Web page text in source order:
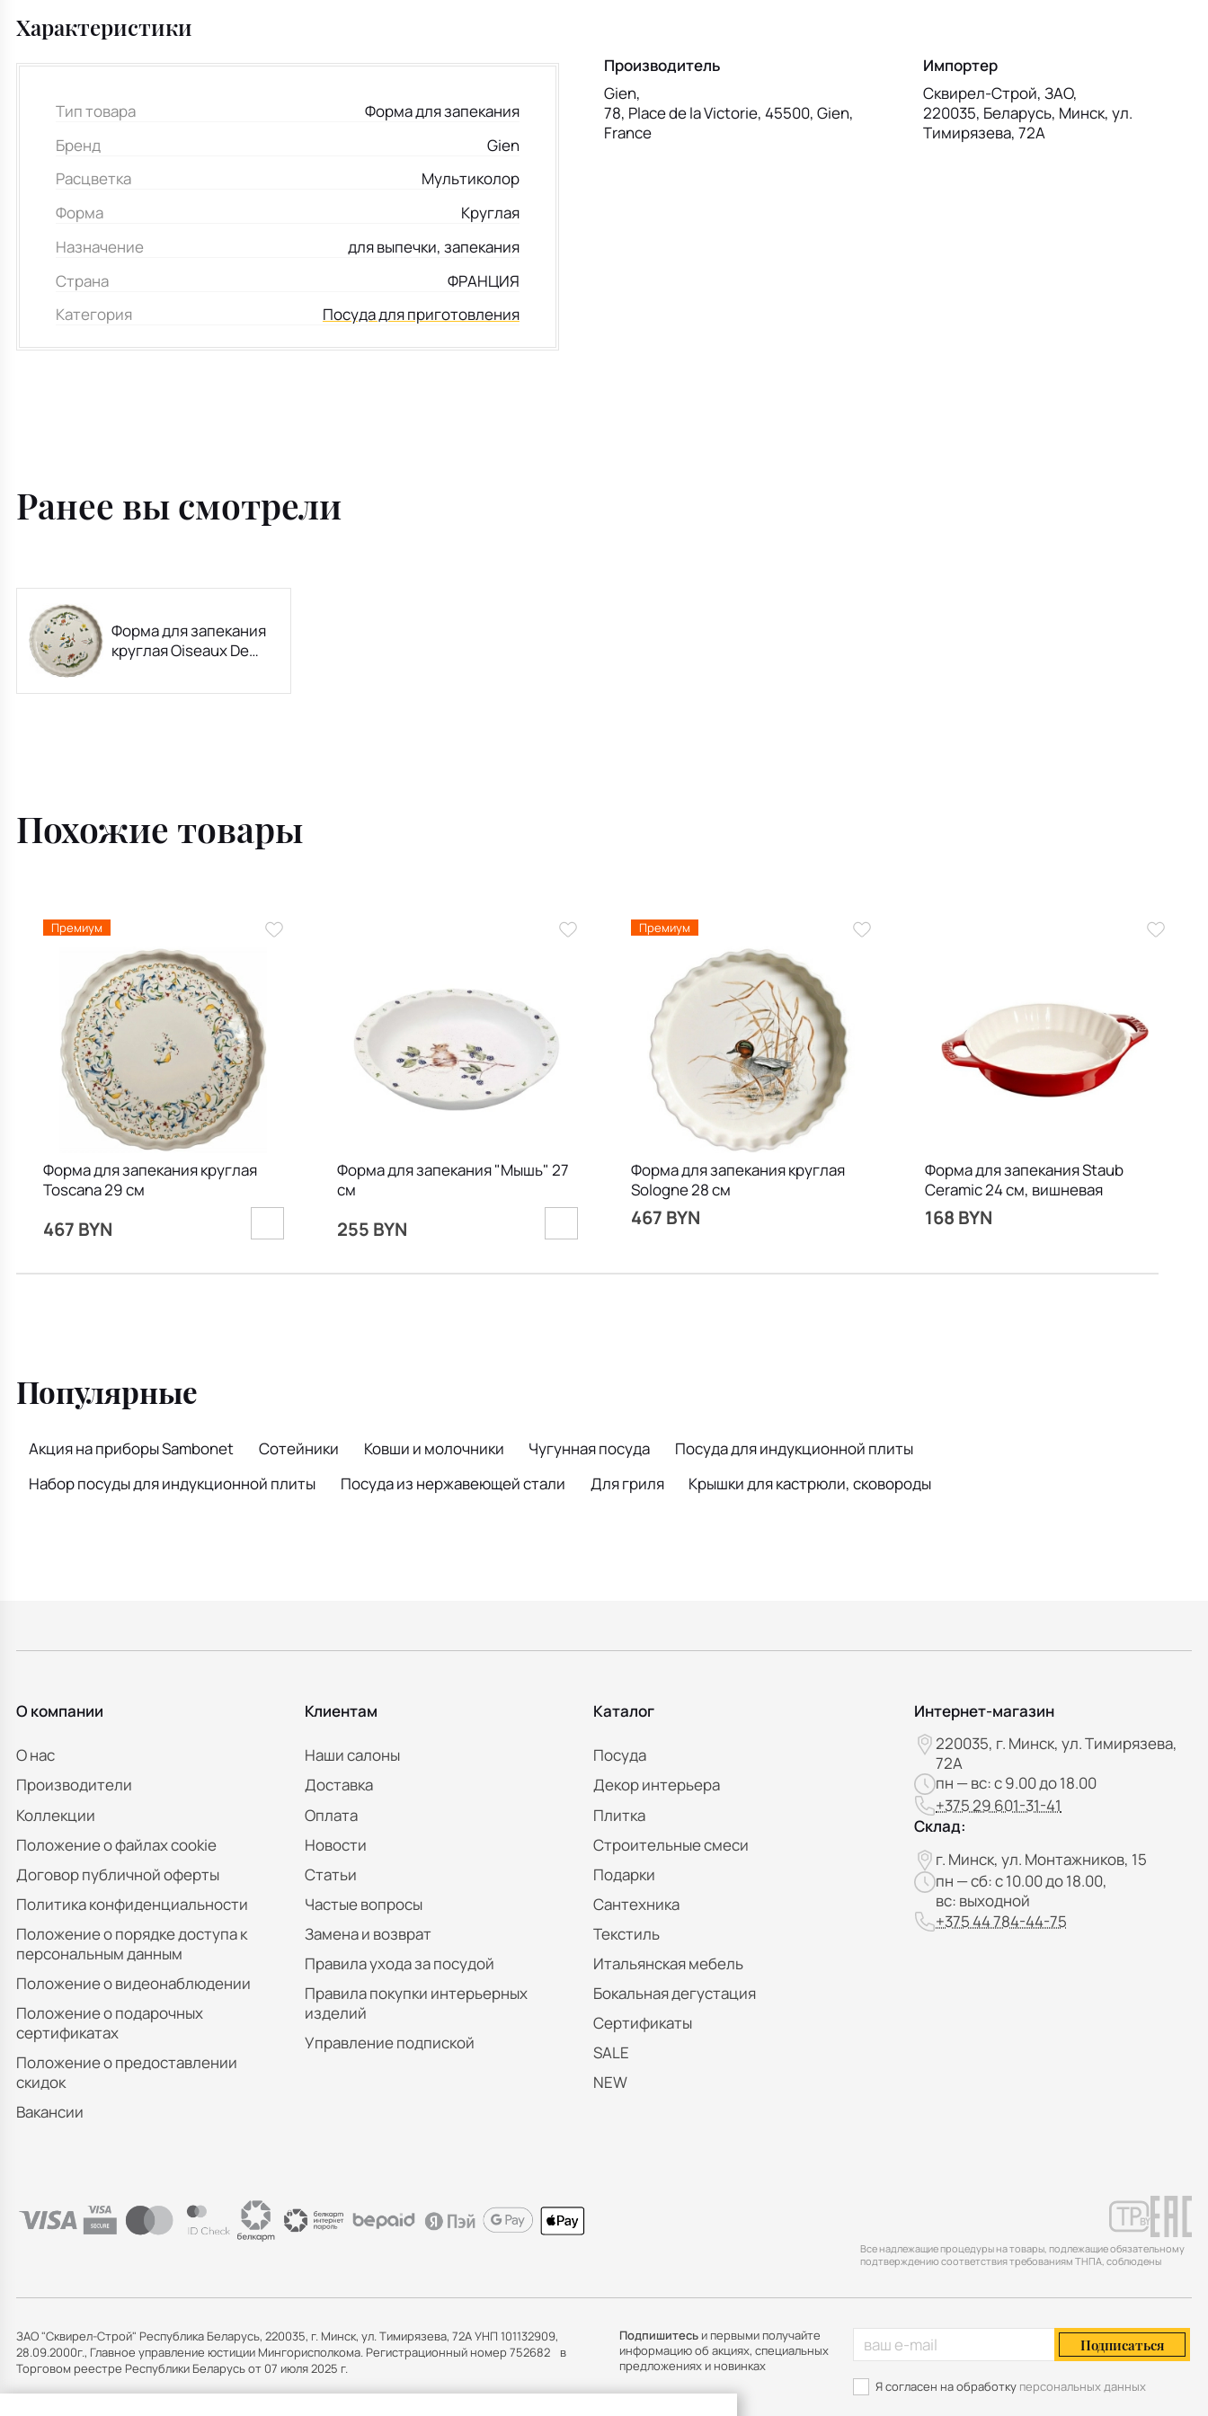
Характеристики
Тип товара
Форма для запекания
Бренд
Gien
Расцветка
Мультиколор
Форма
Круглая
Назначение
для выпечки, запекания
Страна
ФРАНЦИЯ
Категория
Посуда для приготовления
Производитель
Gien,
78, Place de la Victorie, 45500, Gien,
France
Импортер
Сквирел-Строй, ЗАО,
220035, Беларусь, Минск, ул.
Тимирязева, 72А
Ранее вы смотрели
Форма для запекания
круглая Oiseaux De
Похожие товары
Премиум
Форма для запекания круглая
Toscana 29 см
467 BYN
Форма для запекания "Мышь" 27
см
255 BYN
Премиум
Форма для запекания круглая
Sologne 28 см
467 BYN
Форма для запекания Staub
Ceramic 24 см, вишневая
168 BYN
Популярные
Акция на приборы Sambonet Сотейники Ковши и молочники Чугунная посуда
Посуда для индукционной плиты
Набор посуды для индукционной плиты
Посуда из нержавеющей стали Для гриля Крышки для кастрюли, сковороды
О компании
О нас
Производители
Коллекции
Положение о файлах cookie
Договор публичной оферты
Политика конфиденциальности
Положение о порядке доступа к
персональным данным
Положение о видеонаблюдении
Положение о подарочных
сертификатах
Положение о предоставлении
скидок
Вакансии
Клиентам
Наши салоны
Доставка
Оплата
Новости
Статьи
Частые вопросы
Замена и возврат
Правила ухода за посудой
Правила покупки интерьерных
изделий
Управление подпиской
Каталог
Посуда
Декор интерьера
Плитка
Строительные смеси
Подарки
Сантехника
Текстиль
Итальянская мебель
Бокальная дегустация
Сертификаты
SALE
NEW
Интернет-магазин
220035, г. Минск, ул. Тимирязева,
72А
пн — вс: с 9.00 до 18.00
+375 29 601-31-41
Склад:
г. Минск, ул. Монтажников, 15
пн — сб: с 10.00 до 18.00,
вс: выходной
+375 44 784-44-75
Все надлежащие процедуры на товары, подлежащие обязательному
подтверждению соответствия требованиям ТНПА, соблюдены
ЗАО "Сквирел-Строй" Республика Беларусь, 220035, г. Минск, ул. Тимирязева, 72А УНП 101132909,
28.09.2000г., Главное управление юстиции Мингорисполкома. Регистрационный номер 752682 в
Торговом реестре Республики Беларусь от 07 июля 2025 г.
Подпишитесьи первыми получайте
информацию об акциях, специальных
предложениях и новинках
Подписаться
Я согласен на обработку персональных данных